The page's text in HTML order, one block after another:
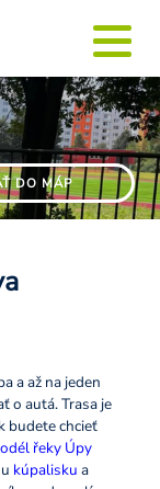
DO MÁP
a až na jeden
o autá. Trasa je
budete chcieť
řeky Úpy
kúpalisku a